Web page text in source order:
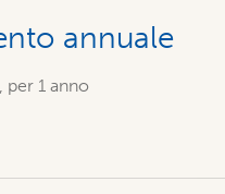
annuale
1 anno